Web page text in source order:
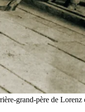
grand-père de Lorenz